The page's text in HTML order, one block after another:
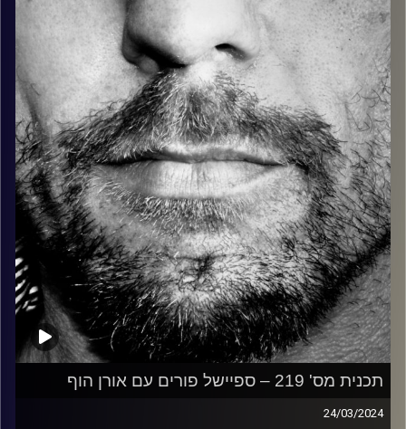
כל מה שחי, אמיתי ונושם.
עם שמוליק רגב.
קרדיט תמונות: David Goehring
תכנית מס' 219 – ספיישל פורים עם אורן הוף
24/03/2024